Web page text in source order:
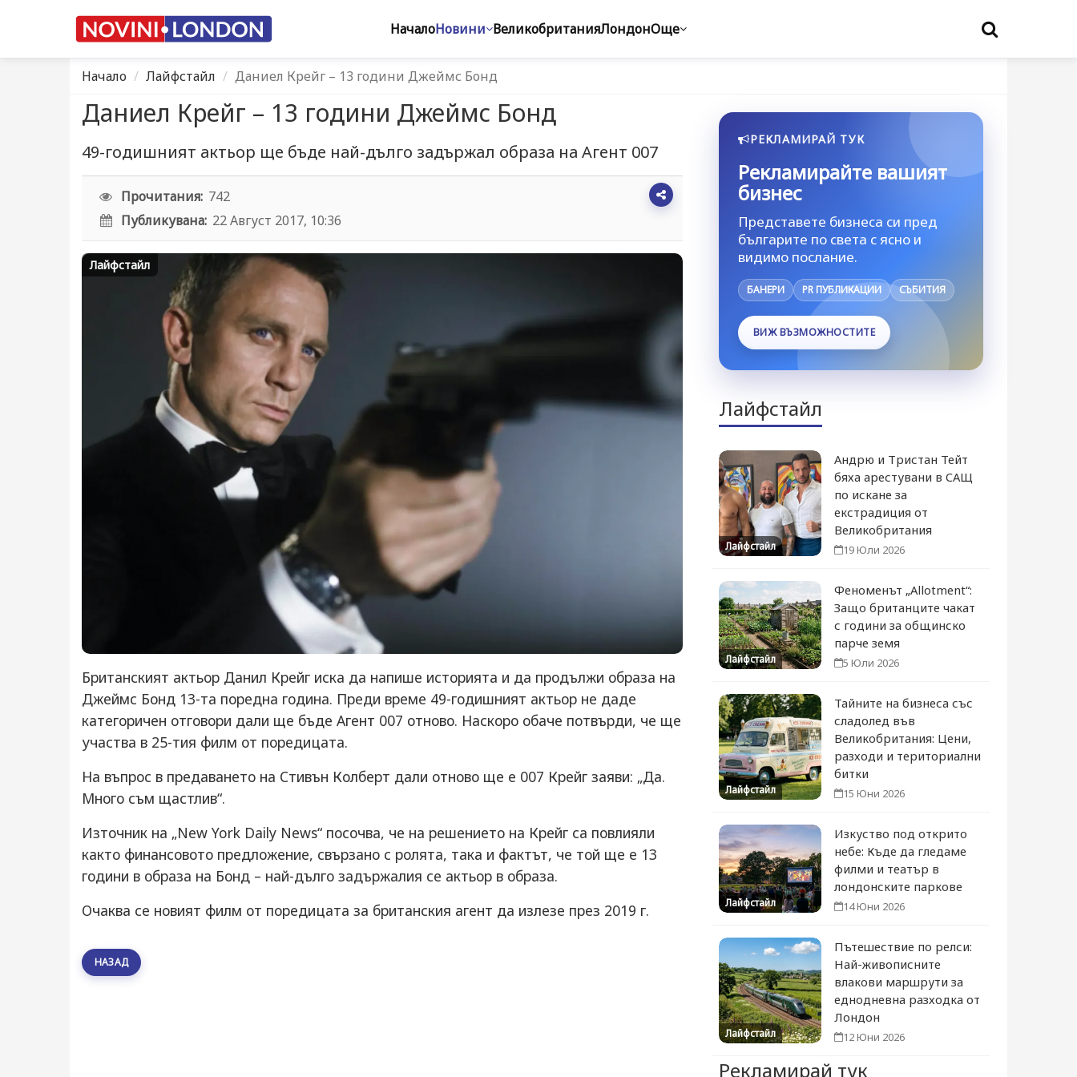
НачалоНовини ВеликобританияЛондонОще
Начало Лайфстайл Даниел Крейг – 13 години Джеймс Бонд
Даниел Крейг – 13 години Джеймс Бонд
49-годишният актьор ще бъде най-дълго задържал образа на Агент 007
Прочитания: 742
Публикувана: 22 Август 2017, 10:36
Лайфстайл
Британският актьор Данил Крейг иска да напише историята и да продължи образа на
Джеймс Бонд 13-та поредна година. Преди време 49-годишният актьор не даде
категоричен отговори дали ще бъде Агент 007 отново. Наскоро обаче потвърди, че ще
участва в 25-тия филм от поредицата.
На въпрос в предаването на Стивън Колберт дали отново ще е 007 Крейг заяви: „Да.
Много съм щастлив“.
Източник на „New York Daily News“ посочва, че на решението на Крейг са повлияли
както финансовото предложение, свързано с ролята, така и фактът, че той ще е 13
години в образа на Бонд – най-дълго задържалия се актьор в образа.
Очаква се новият филм от поредицата за британския агент да излезе през 2019 г.
НАЗАД
РЕКЛАМИРАЙ ТУК
Рекламирайте вашият
бизнес
Представете бизнеса си пред
българите по света с ясно и
видимо послание.
БАНЕРИ PR ПУБЛИКАЦИИ СЪБИТИЯ
ВИЖ ВЪЗМОЖНОСТИТЕ
Лайфстайл
Лайфстайл
Андрю и Тристан Тейт
бяха арестувани в САЩ
по искане за
екстрадиция от
Великобритания
19 Юли 2026
Лайфстайл
Феноменът „Allotment“:
Защо британците чакат
с години за общинско
парче земя
5 Юли 2026
Лайфстайл
Тайните на бизнеса със
сладолед във
Великобритания: Цени,
разходи и териториални
битки
15 Юни 2026
Лайфстайл
Изкуство под открито
небе: Къде да гледаме
филми и театър в
лондонските паркове
14 Юни 2026
Лайфстайл
Пътешествие по релси:
Най-живописните
влакови маршрути за
еднодневна разходка от
Лондон
12 Юни 2026
Рекламирай тук